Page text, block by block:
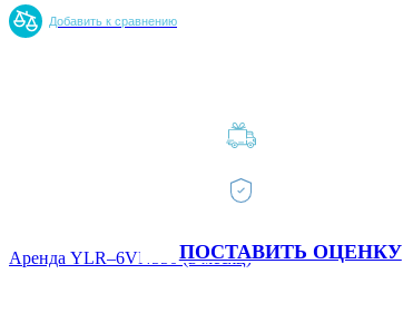
Добавить к сравнению
ПОСТАВИТЬ ОЦЕНКУ
Аренда YLR–6VN550 (в месяц)